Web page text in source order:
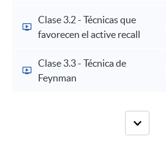
Clase 3.2 - Técnicas que
favorecen el active recall
Clase 3.3 - Técnica de
Feynman